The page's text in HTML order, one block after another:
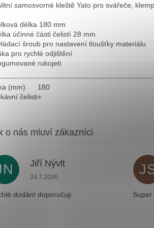
samosvorné kleště Yato pro svářeče,
délka 180 mm
účinné části čelistí 28 mm
šroub pro nastavení tloušťky materiálu
pro rychlé odjištění
rukojeti
(mm)
180
čelisti+
Jiří Nývlt
Hodnocení obchodu je 5 z 5
24.7.2026
dodání doporučuji Super